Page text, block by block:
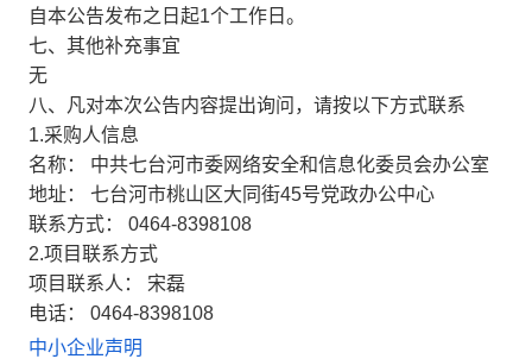
自本公告发布之日起1个工作日。
七、其他补充事宜
无
八、凡对本次公告内容提出询问，请按以下方式联系
1.采购人信息
名称： 中共七台河市委网络安全和信息化委员会办公室
地址： 七台河市桃山区大同街45号党政办公中心
联系方式： 0464-8398108
2.项目联系方式
项目联系人： 宋磊
电话： 0464-8398108
中小企业声明